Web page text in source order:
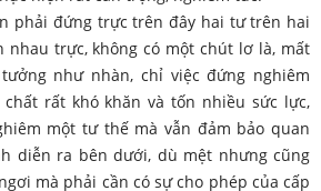
đứng trực trên đây hai tư trên hai
nhau trực, không có một chút lơ là, mất
như nhàn, chỉ việc đứng nghiêm
rất khó khăn và tốn nhiều sức lực,
một tư thế mà vẫn đảm bảo quan
diễn ra bên dưới, dù mệt nhưng cũng
mà phải cần có sự cho phép của cấp